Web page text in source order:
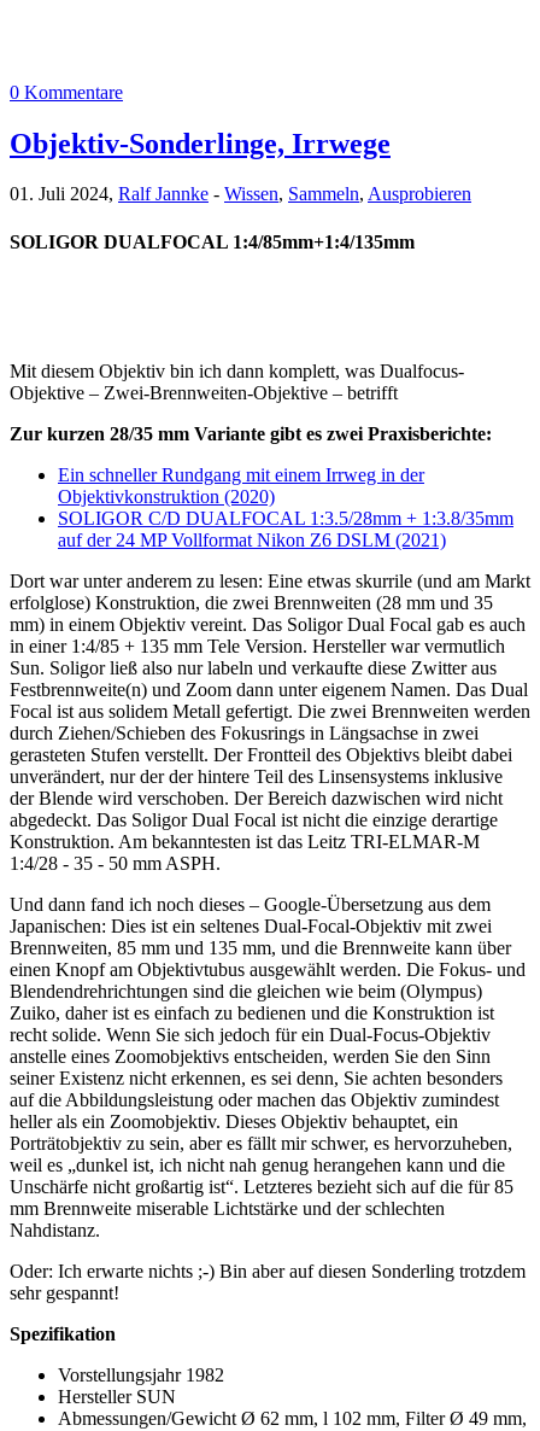
0 Kommentare
Objektiv-Sonderlinge, Irrwege
01. Juli 2024, Ralf Jannke - Wissen, Sammeln, Ausprobieren
SOLIGOR DUALFOCAL 1:4/85mm+1:4/135mm
Mit diesem Objektiv bin ich dann komplett, was Dualfocus-
Objektive – Zwei-Brennweiten-Objektive – betrifft
Zur kurzen 28/35 mm Variante gibt es zwei Praxisberichte:
Ein schneller Rundgang mit einem Irrweg in der
Objektivkonstruktion (2020)
SOLIGOR C/D DUALFOCAL 1:3.5/28mm + 1:3.8/35mm
auf der 24 MP Vollformat Nikon Z6 DSLM (2021)
Dort war unter anderem zu lesen: Eine etwas skurrile (und am Markt
erfolglose) Konstruktion, die zwei Brennweiten (28 mm und 35
mm) in einem Objektiv vereint. Das Soligor Dual Focal gab es auch
in einer 1:4/85 + 135 mm Tele Version. Hersteller war vermutlich
Sun. Soligor ließ also nur labeln und verkaufte diese Zwitter aus
Festbrennweite(n) und Zoom dann unter eigenem Namen. Das Dual
Focal ist aus solidem Metall gefertigt. Die zwei Brennweiten werden
durch Ziehen/Schieben des Fokusrings in Längsachse in zwei
gerasteten Stufen verstellt. Der Frontteil des Objektivs bleibt dabei
unverändert, nur der der hintere Teil des Linsensystems inklusive
der Blende wird verschoben. Der Bereich dazwischen wird nicht
abgedeckt. Das Soligor Dual Focal ist nicht die einzige derartige
Konstruktion. Am bekanntesten ist das Leitz TRI-ELMAR-M
1:4/28 - 35 - 50 mm ASPH.
Und dann fand ich noch dieses – Google-Übersetzung aus dem
Japanischen: Dies ist ein seltenes Dual-Focal-Objektiv mit zwei
Brennweiten, 85 mm und 135 mm, und die Brennweite kann über
einen Knopf am Objektivtubus ausgewählt werden. Die Fokus- und
Blendendrehrichtungen sind die gleichen wie beim (Olympus)
Zuiko, daher ist es einfach zu bedienen und die Konstruktion ist
recht solide. Wenn Sie sich jedoch für ein Dual-Focus-Objektiv
anstelle eines Zoomobjektivs entscheiden, werden Sie den Sinn
seiner Existenz nicht erkennen, es sei denn, Sie achten besonders
auf die Abbildungsleistung oder machen das Objektiv zumindest
heller als ein Zoomobjektiv. Dieses Objektiv behauptet, ein
Porträtobjektiv zu sein, aber es fällt mir schwer, es hervorzuheben,
weil es „dunkel ist, ich nicht nah genug herangehen kann und die
Unschärfe nicht großartig ist“. Letzteres bezieht sich auf die für 85
mm Brennweite miserable Lichtstärke und der schlechten
Nahdistanz.
Oder: Ich erwarte nichts ;-) Bin aber auf diesen Sonderling trotzdem
sehr gespannt!
Spezifikation
Vorstellungsjahr 1982
Hersteller SUN
Abmessungen/Gewicht Ø 62 mm, l 102 mm, Filter Ø 49 mm,